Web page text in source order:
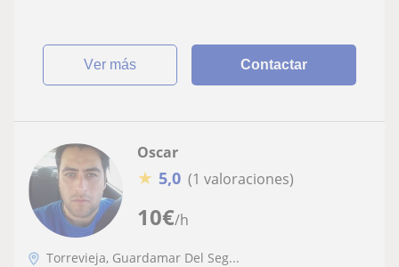
ver más Contactar
10€/h
Oscar
★ 5,0 (1 valoraciones)
Torrevieja, Guardamar Del Seg...